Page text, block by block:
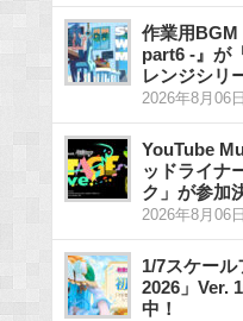
作業用BGM
part6 -』が
レンジシリ
2026年8月06
YouTube
ッドライナ
ク」が参加
2026年8月06
1/7スケー
2026」Ver.
中！